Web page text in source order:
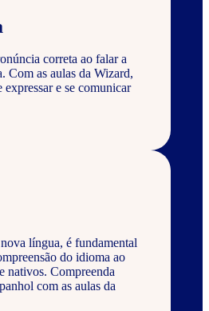
correta ao falar a
Com as aulas da Wizard,
expressar e se comunicar
língua, é fundamental
do idioma ao
nativos. Compreenda
com as aulas da